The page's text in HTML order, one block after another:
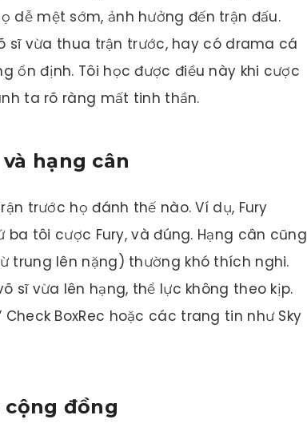
dễ mệt sớm, ảnh hưởng đến trận đấu.
sĩ vừa thua trận trước, hay có drama cá
ổn định. Tôi học được điều này khi cược
ta rõ ràng mất tinh thần.
hạng cân
trước họ đánh thế nào. Ví dụ, Fury
tôi cược Fury, và đúng. Hạng cân cũng
trung lên nặng) thường khó thích nghi.
sĩ vừa lên hạng, thể lực không theo kịp.
BoxRec hoặc các trang tin như Sky
cộng đồng